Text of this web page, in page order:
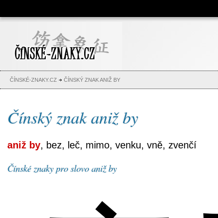
Čínské znaky, česko-čínský
slovník, abeceda, jména,
tetování
ČÍNSKÉ-ZNAKY.CZ ČÍNSKÝ ZNAK ANIŽ BY
Čínský znak aniž by
aniž by, bez, leč, mimo, venku, vně, zvenčí
Čínské znaky pro slovo aniž by